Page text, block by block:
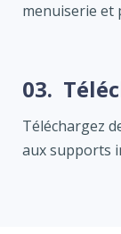
menuiserie et
03.
Téléchargez
aux supports